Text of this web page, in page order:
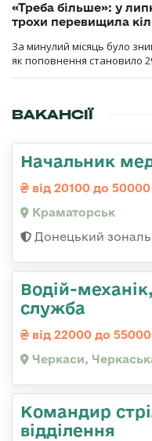
«Треба більше»: у
трохи перевищила
За минулий місяць було
як поповнення становило
ВАКАНСІЇ
Начальник
від 20100 до
Краматорськ
Донецький
Водій-
служба
від 22000 до
Черкаси,
Командир
відділення